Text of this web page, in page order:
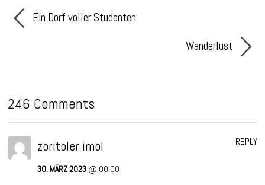
Ein Dorf voller Studenten
Wanderlust
246 Comments
zoritoler imol
30. MÄRZ 2023 @ 00:00
REPLY